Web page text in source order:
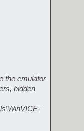
the emulator
hidden